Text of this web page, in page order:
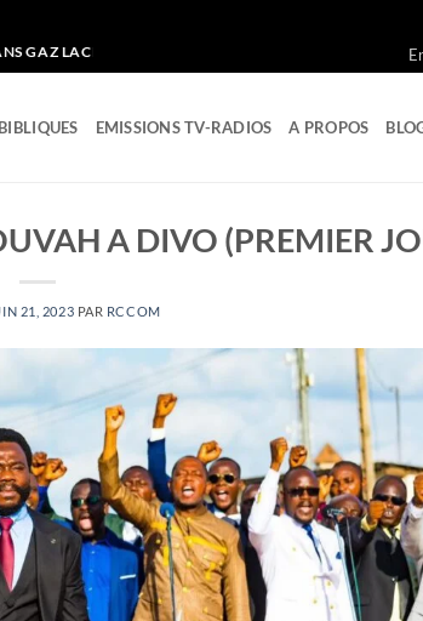
EMISSIONS TV-RADIOS A PROPOS
A DIVO (PREMIER
21, 2023 PAR RCCOM